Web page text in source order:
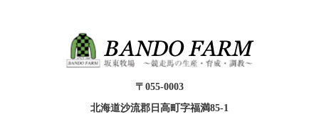
〒055-0003
北海道沙流郡日高町字福満85-1